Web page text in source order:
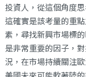
投資人，從這個角度
這確實是該考量的重
素，尋找新興市場標
是非常重要的因子，
況，在市場持續關注